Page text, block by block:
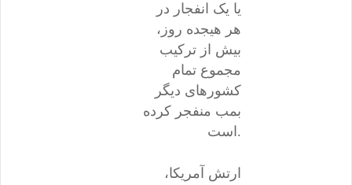
یا یک انفجار در
هر هیجده روز،
بیش از ترکیب
مجموع تمام
کشورهای دیگر
بمب منفجر کرده
است.
ارتش آمریکا،